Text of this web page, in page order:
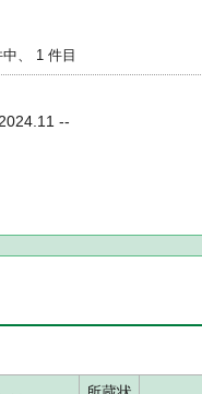
中、 1 件目
--